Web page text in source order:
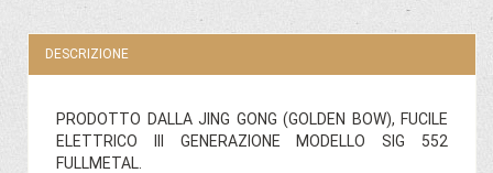
DESCRIZIONE
PRODOTTO DALLA JING GONG (GOLDEN BOW), FUCILE
ELETTRICO III GENERAZIONE MODELLO SIG 552
FULLMETAL.